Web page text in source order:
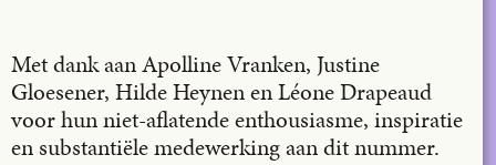
Met dank aan Apolline Vranken, Justine
Gloesener, Hilde Heynen en Léone Drapeaud
voor hun niet-aflatende enthousiasme, inspiratie
en substantiële medewerking aan dit nummer.